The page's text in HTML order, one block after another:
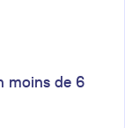
moins de 6